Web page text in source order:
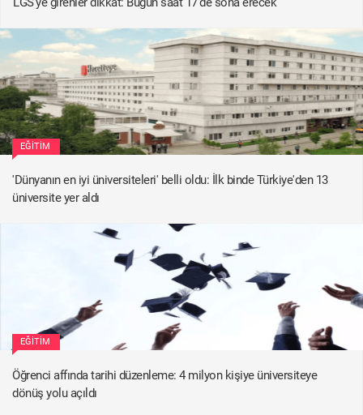
EĞITIM
'Dünyanın en iyi üniversiteleri' belli oldu: İlk binde Türkiye'den 13
üniversite yer aldı
EĞITIM
Öğrenci affında tarihi düzenleme: 4 milyon kişiye üniversiteye
dönüş yolu açıldı